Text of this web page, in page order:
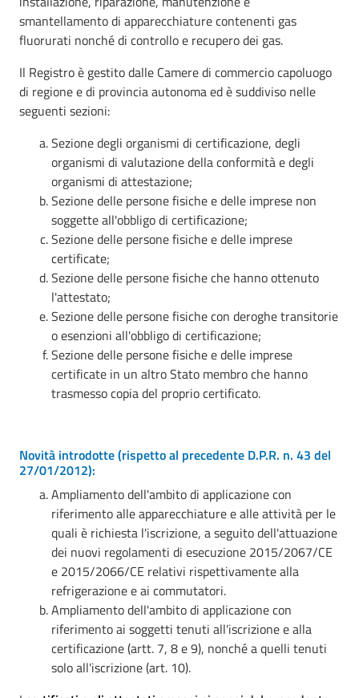
smantellamento di apparecchiature contenenti gas
fluorurati nonché di controllo e recupero dei gas.
Il Registro è gestito dalle Camere di commercio capoluogo
di regione e di provincia autonoma ed è suddiviso nelle
seguenti sezioni:
Sezione degli organismi di certificazione, degli
organismi di valutazione della conformità e degli
organismi di attestazione;
Sezione delle persone fisiche e delle imprese non
soggette all'obbligo di certificazione;
Sezione delle persone fisiche e delle imprese
certificate;
Sezione delle persone fisiche che hanno ottenuto
l'attestato;
Sezione delle persone fisiche con deroghe transitorie
o esenzioni all'obbligo di certificazione;
Sezione delle persone fisiche e delle imprese
certificate in un altro Stato membro che hanno
trasmesso copia del proprio certificato.
Novità introdotte(rispetto al precedente D.P.R. n. 43 del
27/01/2012):
Ampliamento dell'ambito di applicazione con
riferimento alle apparecchiature e alle attività per le
quali è richiesta l'iscrizione, a seguito dell'attuazione
dei nuovi regolamenti di esecuzione 2015/2067/CE
e 2015/2066/CE relativi rispettivamente alla
refrigerazione e ai commutatori.
Ampliamento dell'ambito di applicazione con
riferimento ai soggetti tenuti all'iscrizione e alla
certificazione (artt. 7, 8 e 9), nonché a quelli tenuti
solo all'iscrizione (art. 10).